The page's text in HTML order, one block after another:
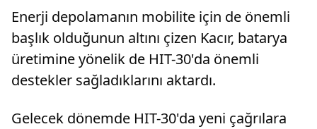
Enerji depolamanın mobilite için de önemli
başlık olduğunun altını çizen Kacır, batarya
üretimine yönelik de HIT-30'da önemli
destekler sağladıklarını aktardı.
Gelecek dönemde HIT-30'da yeni çağrılara